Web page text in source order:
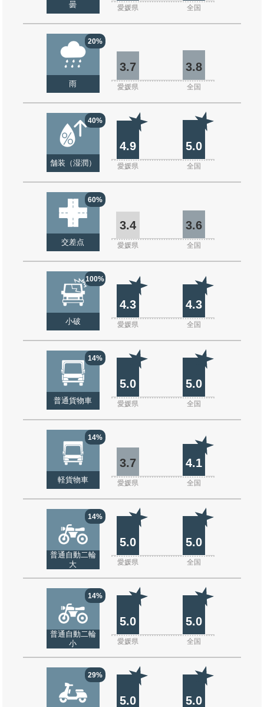
曇 愛媛県 全国
20%
雨
3.7 3.8
愛媛県 全国
40%
舗装（湿潤）
4.9 5.0
愛媛県 全国
60%
交差点
3.4 3.6
愛媛県 全国
100%
小破
4.3 4.3
愛媛県 全国
14%
普通貨物車
5.0 5.0
愛媛県 全国
14%
軽貨物車
3.7 4.1
愛媛県 全国
14%
普通自動二輪
大
5.0 5.0
愛媛県 全国
14%
普通自動二輪
小
5.0 5.0
愛媛県 全国
29%
5.0 5.0